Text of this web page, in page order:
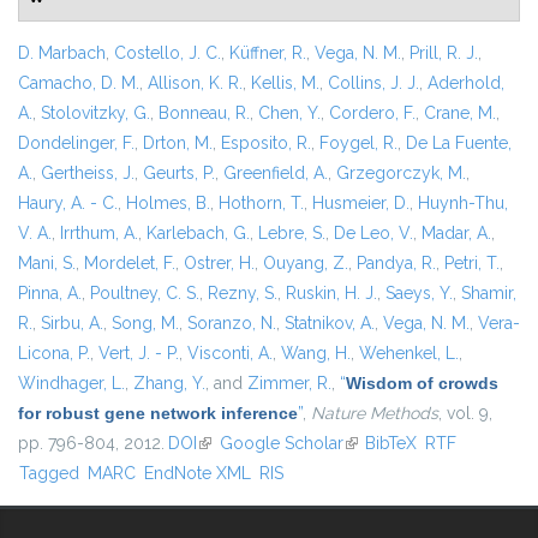
D. Marbach, Costello, J. C., Küffner, R., Vega, N. M., Prill, R. J.,
Camacho, D. M., Allison, K. R., Kellis, M., Collins, J. J., Aderhold,
A., Stolovitzky, G., Bonneau, R., Chen, Y., Cordero, F., Crane, M.,
Dondelinger, F., Drton, M., Esposito, R., Foygel, R., De La Fuente,
A., Gertheiss, J., Geurts, P., Greenfield, A., Grzegorczyk, M.,
Haury, A. - C., Holmes, B., Hothorn, T., Husmeier, D., Huynh-Thu,
V. A., Irrthum, A., Karlebach, G., Lebre, S., De Leo, V., Madar, A.,
Mani, S., Mordelet, F., Ostrer, H., Ouyang, Z., Pandya, R., Petri, T.,
Pinna, A., Poultney, C. S., Rezny, S., Ruskin, H. J., Saeys, Y., Shamir,
R., Sirbu, A., Song, M., Soranzo, N., Statnikov, A., Vega, N. M., Vera-
Licona, P., Vert, J. - P., Visconti, A., Wang, H., Wehenkel, L.,
Windhager, L., Zhang, Y., and Zimmer, R., “Wisdom of crowds
for robust gene network inference”, Nature Methods, vol. 9,
pp. 796-804, 2012. DOI (link is external)
Google Scholar(link is external)
BibTeX RTF
Tagged MARC EndNote XML RIS